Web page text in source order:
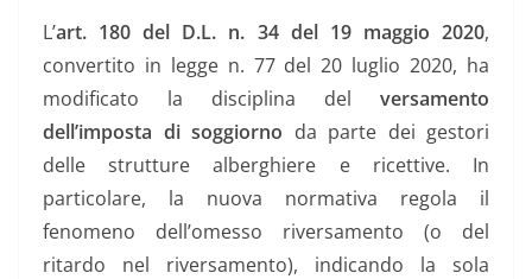
L’art. 180 del D.L. n. 34 del 19 maggio 2020,
convertito in legge n. 77 del 20 luglio 2020, ha
modificato la disciplina del versamento
dell’imposta di soggiorno da parte dei gestori
delle strutture alberghiere e ricettive. In
particolare, la nuova normativa regola il
fenomeno dell’omesso riversamento (o del
ritardo nel riversamento), indicando la sola